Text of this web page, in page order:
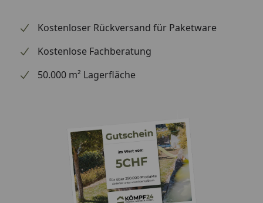
Kostenloser Rückversand für Paketware
Kostenlose Fachberatung
50.000 m² Lagerfläche